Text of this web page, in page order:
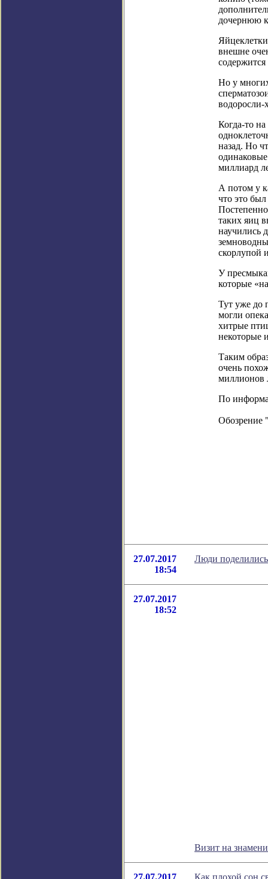
дочернюю
внешне
Но у
Когда-то
назад. Но
миллиард
А потом у
что это
таких яиц
научились
скорлупой
У
которые
Тут уже до
могли
хитрые
некоторые
Таким
очень
миллионов
По
Обозрение
27.07.2017
18:54
Люди
27.07.2017
18:52
Визит на